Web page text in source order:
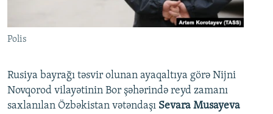
Polis
Rusiya bayrağı təsvir olunan ayaqaltıya görə Nijni
Novqorod vilayətinin Bor şəhərində reyd zamanı
saxlanılan Özbəkistan vətəndaşı Sevara Musayeva